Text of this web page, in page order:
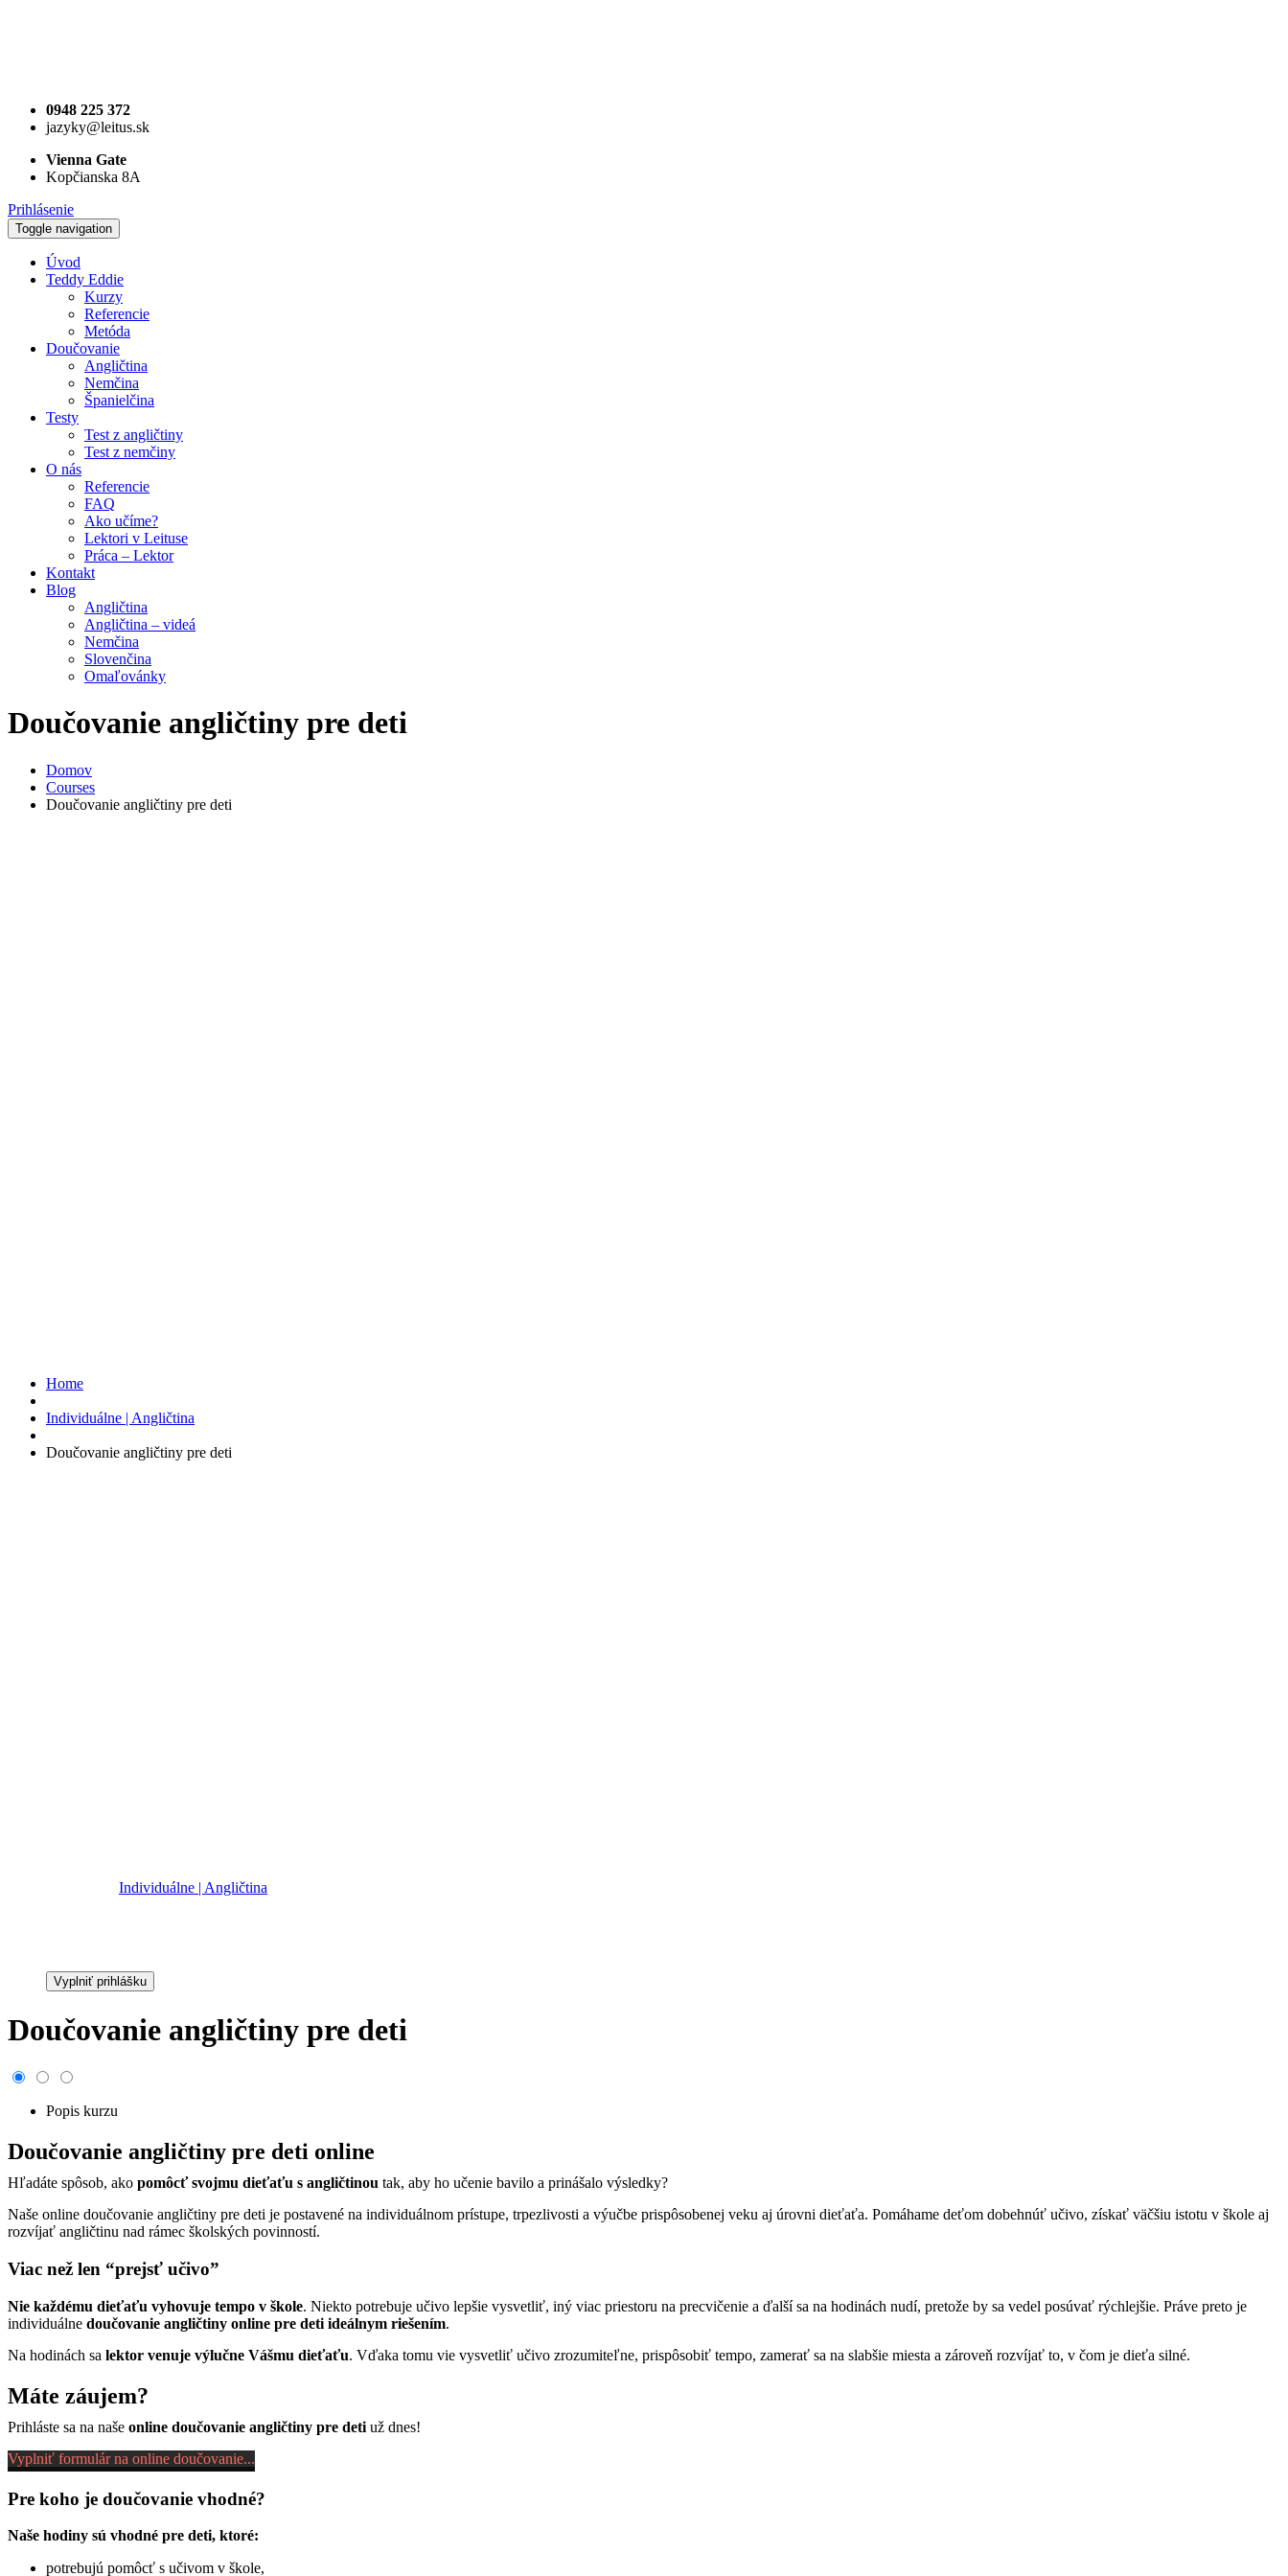
0948 225 372
jazyky@leitus.sk
Vienna Gate
Kopčianska 8A
Prihlásenie
Toggle navigation
Úvod
Teddy Eddie
Kurzy
Referencie
Metóda
Doučovanie
Angličtina
Nemčina
Španielčina
Testy
Test z angličtiny
Test z nemčiny
O nás
Referencie
FAQ
Ako učíme?
Lektori v Leituse
Práca – Lektor
Kontakt
Blog
Angličtina
Angličtina – videá
Nemčina
Slovenčina
Omaľovánky
Doučovanie angličtiny pre deti
Domov
Courses
Doučovanie angličtiny pre deti
Home
Individuálne | Angličtina
Doučovanie angličtiny pre deti
Individuálne | Angličtina
Vyplniť prihlášku
Doučovanie angličtiny pre deti
Popis kurzu
Doučovanie angličtiny pre deti online
Hľadáte spôsob, ako pomôcť svojmu dieťaťu s angličtinou tak, aby ho učenie bavilo a prinášalo výsledky?
Naše online doučovanie angličtiny pre deti je postavené na individuálnom prístupe, trpezlivosti a výučbe prispôsobenej veku aj úrovni dieťaťa. Pomáhame deťom dobehnúť učivo, získať väčšiu istotu v škole aj
rozvíjať angličtinu nad rámec školských povinností.
Viac než len “prejsť učivo”
Nie každému dieťaťu vyhovuje tempo v škole. Niekto potrebuje učivo lepšie vysvetliť, iný viac priestoru na precvičenie a ďalší sa na hodinách nudí, pretože by sa vedel posúvať rýchlejšie. Práve preto je
individuálne doučovanie angličtiny online pre deti ideálnym riešením.
Na hodinách sa lektor venuje výlučne Vášmu dieťaťu. Vďaka tomu vie vysvetliť učivo zrozumiteľne, prispôsobiť tempo, zamerať sa na slabšie miesta a zároveň rozvíjať to, v čom je dieťa silné.
Máte záujem?
Prihláste sa na naše online doučovanie angličtiny pre deti už dnes!
Vyplniť formulár na online doučovanie...
Pre koho je doučovanie vhodné?
Naše hodiny sú vhodné pre deti, ktoré:
potrebujú pomôcť s učivom v škole,